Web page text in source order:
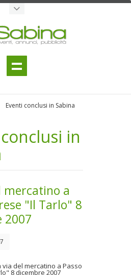
Eventi conclusi in Sabina
in
mercatino a
"Il Tarlo" 8
2007